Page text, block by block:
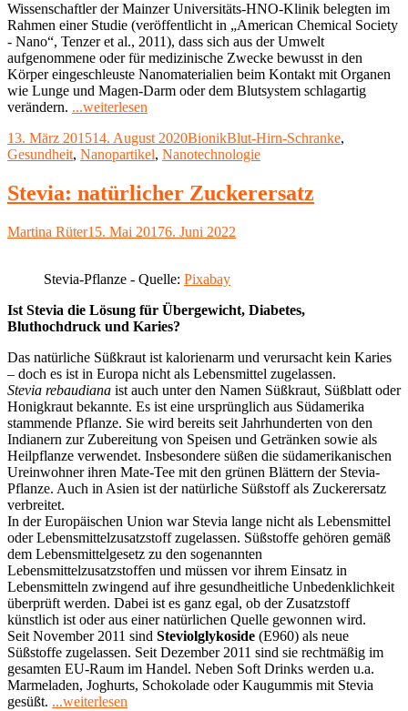
Wissenschaftler der Mainzer Universitäts-HNO-Klinik belegten im
Rahmen einer Studie (veröffentlicht in „American Chemical Society
- Nano“, Tenzer et al., 2011), dass sich aus der Umwelt
aufgenommene oder für medizinische Zwecke bewusst in den
Körper eingeschleuste Nanomaterialien beim Kontakt mit Organen
wie Lunge und Magen-Darm oder dem Blutsystem schlagartig
verändern. ...weiterlesen
gesundheitliche
Risiken"
Veröffentlicht
am
13. März 201514. August 2020Kategorien
BionikSchlagwörter
Blut-Hirn-Schranke,
Gesundheit, Nanopartikel, Nanotechnologie
Stevia: natürlicher Zuckerersatz
Autor
Martina RüterVeröffentlicht
15. Mai 20176. Juni 2022
Stevia-Pflanze - Quelle: Pixabay
Ist Stevia die Lösung für Übergewicht, Diabetes,
Bluthochdruck und Karies?
Das natürliche Süßkraut ist kalorienarm und verursacht kein Karies
– doch es ist in Europa nicht als Lebensmittel zugelassen.
Stevia rebaudiana ist auch unter den Namen Süßkraut, Süßblatt oder
Honigkraut bekannte. Es ist eine ursprünglich aus Südamerika
stammende Pflanze. Sie wird bereits seit Jahrhunderten von den
Indianern zur Zubereitung von Speisen und Getränken sowie als
Heilpflanze verwendet. Insbesondere süßen die südamerikanischen
Ureinwohner ihren Mate-Tee mit den grünen Blättern der Stevia-
Pflanze. Auch in Asien ist der natürliche Süßstoff als Zuckerersatz
verbreitet.
In der Europäischen Union war Stevia lange nicht als Lebensmittel
oder Lebensmittelzusatzstoff zugelassen. Süßstoffe gehören gemäß
dem Lebensmittelgesetz zu den sogenannten
Lebensmittelzusatzstoffen und müssen vor ihrem Einsatz in
Lebensmitteln zwingend auf ihre gesundheitliche Unbedenklichkeit
überprüft werden. Dabei ist es ganz egal, ob der Zusatzstoff
künstlich ist oder aus einer natürlichen Quelle gewonnen wird.
Seit November 2011 sind Steviolglykoside (E960) als neue
Süßstoffe zugelassen. Seit Dezember 2011 sind sie rechtmäßig im
gesamten EU-Raum im Handel. Neben Soft Drinks werden u.a.
Marmeladen, Joghurts, Schokolade oder Kaugummis mit Stevia
gesüßt. ...weiterlesen